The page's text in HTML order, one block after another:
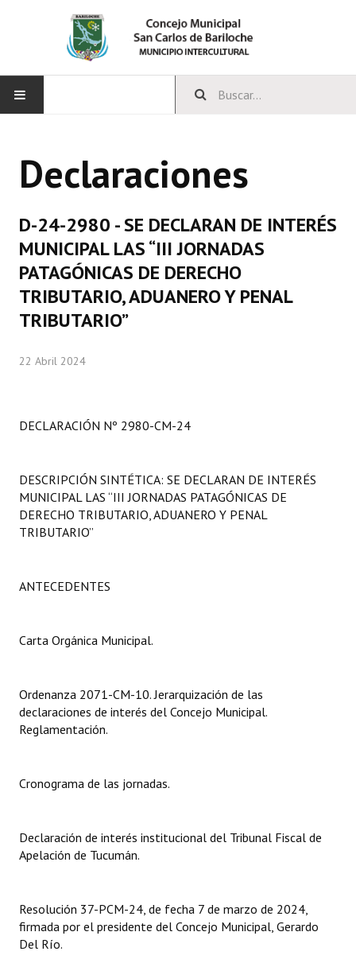
CONCEJO
Integrantes del Concejo
Comisiones Permanentes
Comisiones Especiales
Constitución Provincial
Carta Orgánica 2007
DOCUMENTOS
Proyectos Presentados
Actas de Sesión
Ejecución Presupuestaria
NORMATIVA
Comunicaciones
Declaraciones
D-24-2980 - SE DECLARAN DE INTERÉS
MUNICIPAL LAS “III JORNADAS
PATAGÓNICAS DE DERECHO
TRIBUTARIO, ADUANERO Y PENAL
TRIBUTARIO”
22 Abril 2024
DECLARACIÓN Nº 2980-CM-24
DESCRIPCIÓN SINTÉTICA: SE DECLARAN DE INTERÉS
MUNICIPAL LAS “III JORNADAS PATAGÓNICAS DE
DERECHO TRIBUTARIO, ADUANERO Y PENAL
TRIBUTARIO”
ANTECEDENTES
Carta Orgánica Municipal.
Ordenanza 2071-CM-10. Jerarquización de las
declaraciones de interés del Concejo Municipal.
Reglamentación.
Cronograma de las jornadas.
Declaración de interés institucional del Tribunal Fiscal de
Apelación de Tucumán.
Resolución 37-PCM-24, de fecha 7 de marzo de 2024,
firmada por el presidente del Concejo Municipal, Gerardo
Del Río.